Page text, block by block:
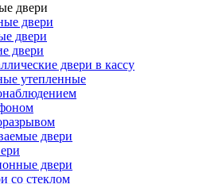
двери
двери
двери
двери
двери в кассу
утепленные
двери
двери
со стеклом